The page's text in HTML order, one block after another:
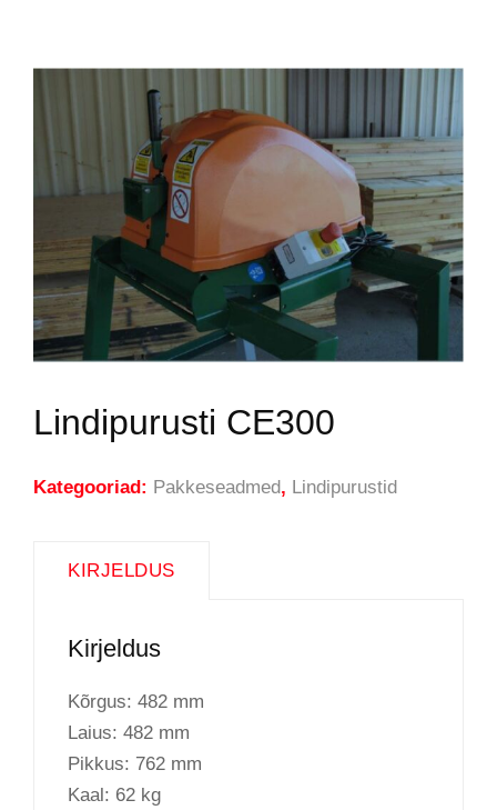
Lindipurusti CE300
Kategooriad: Pakkeseadmed, Lindipurustid
KIRJELDUS
Kirjeldus
Kõrgus: 482 mm
Laius: 482 mm
Pikkus: 762 mm
Kaal: 62 kg